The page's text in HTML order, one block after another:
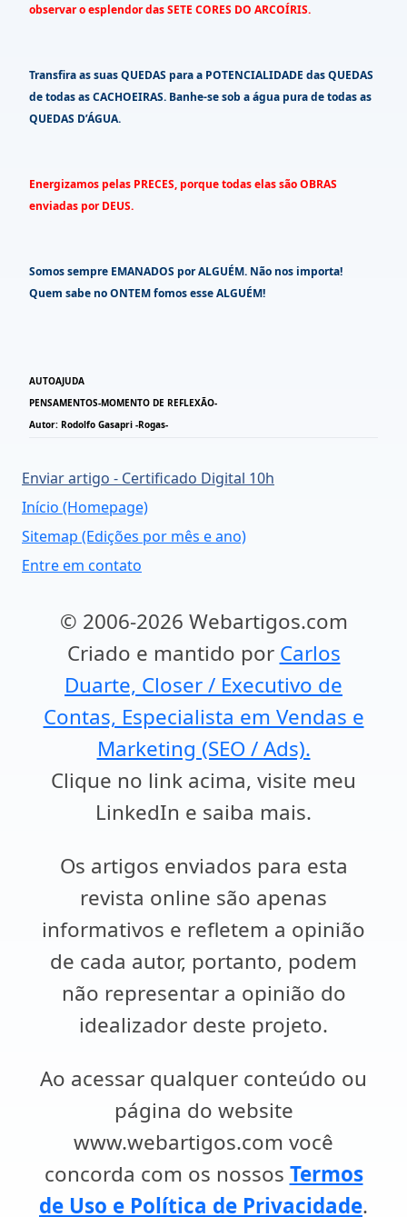
observar o esplendor das SETE CORES DO ARCOÍRIS.
Transfira as suas QUEDAS para a POTENCIALIDADE das QUEDAS
de todas as CACHOEIRAS. Banhe-se sob a água pura de todas as
QUEDAS D’ÁGUA.
Energizamos pelas PRECES, porque todas elas são OBRAS
enviadas por DEUS.
Somos sempre EMANADOS por ALGUÉM. Não nos importa!
Quem sabe no ONTEM fomos esse ALGUÉM!
AUTOAJUDA
PENSAMENTOS-MOMENTO DE REFLEXÃO-
Autor: Rodolfo Gasapri -Rogas-
Enviar artigo - Certificado Digital 10h
Início (Homepage)
Sitemap (Edições por mês e ano)
Entre em contato
© 2006-2026 Webartigos.com
Criado e mantido por Carlos
Duarte, Closer / Executivo de
Contas, Especialista em Vendas e
Marketing (SEO / Ads).
Clique no link acima, visite meu
LinkedIn e saiba mais.
Os artigos enviados para esta
revista online são apenas
informativos e refletem a opinião
de cada autor, portanto, podem
não representar a opinião do
idealizador deste projeto.
Ao acessar qualquer conteúdo ou
página do website
www.webartigos.com você
concorda com os nossos Termos
de Uso e Política de Privacidade.